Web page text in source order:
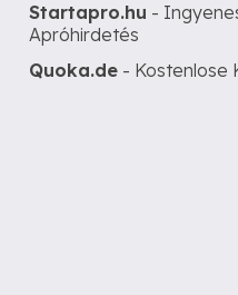
Startapro.hu -
Apróhirdetés
Quoka.de - Kostenlose